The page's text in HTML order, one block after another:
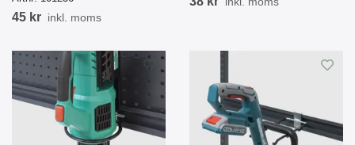
45 kr inkl. moms